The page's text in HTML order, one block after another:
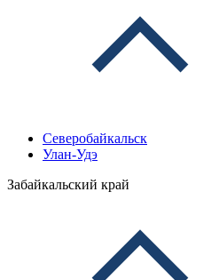
Северобайкальск
Улан-Удэ
Забайкальский край